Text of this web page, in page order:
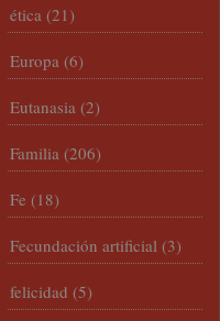
ética (21)
Europa (6)
Eutanasia (2)
Familia (206)
Fe (18)
Fecundación artificial (3)
felicidad (5)